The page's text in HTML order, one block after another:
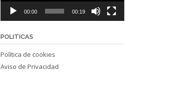
00:00 00:19
POLITICAS
Política de cookies
Aviso de Privacidad